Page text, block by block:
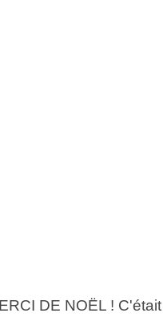
DE NOËL !